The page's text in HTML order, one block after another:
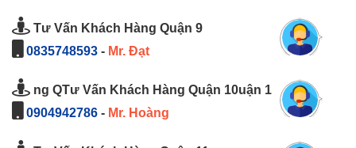
Tư Vấn Khách Hàng Quận 9
0835748593 - Mr. Đạt
ng QTư Vấn Khách Hàng Quận 10uận 1
0904942786 - Mr. Hoàng